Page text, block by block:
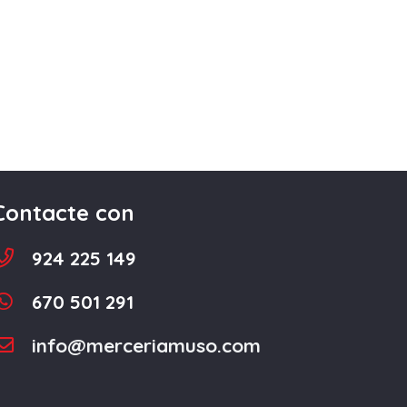
con
924 225 149
670 501 291
info@merceriamuso.com